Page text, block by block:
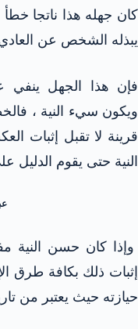
كان جهله هذا ناتجا
يبذله الشخص عن
فإن هذا الجهل ينفي
ويكون سيء النية ،
قرينة لا تقبل إثبات
النية حتى يقوم الدليل
وإذا كان حسن النية
إثبات ذلك بكافة طرق
حيازته حيث يعتبر من